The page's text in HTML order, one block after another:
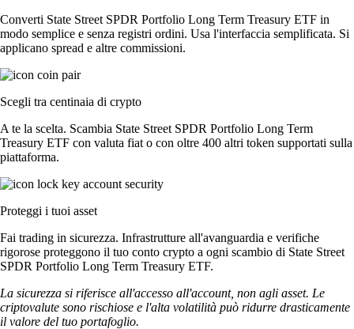
Converti State Street SPDR Portfolio Long Term Treasury ETF in
modo semplice e senza registri ordini. Usa l'interfaccia semplificata. Si
applicano spread e altre commissioni.
Scegli tra centinaia di crypto
A te la scelta. Scambia State Street SPDR Portfolio Long Term
Treasury ETF con valuta fiat o con oltre 400 altri token supportati sulla
piattaforma.
Proteggi i tuoi asset
Fai trading in sicurezza. Infrastrutture all'avanguardia e verifiche
rigorose proteggono il tuo conto crypto a ogni scambio di State Street
SPDR Portfolio Long Term Treasury ETF.
La sicurezza si riferisce all'accesso all'account, non agli asset. Le
criptovalute sono rischiose e l'alta volatilità può ridurre drasticamente
il valore del tuo portafoglio.